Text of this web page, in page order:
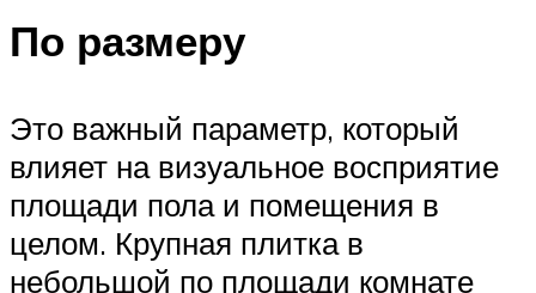
По размеру
Это важный параметр, который
влияет на визуальное восприятие
площади пола и помещения в
целом. Крупная плитка в
небольшой по площади комнате